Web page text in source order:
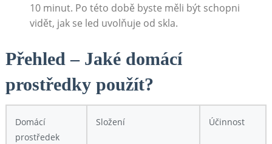
10 minut. Po ⁣této době byste měli být schopni
vidět, jak se led uvolňuje od skla.
Přehled – Jaké domácí
prostředky použít?
Domácí
prostředek
Složení Účinnost